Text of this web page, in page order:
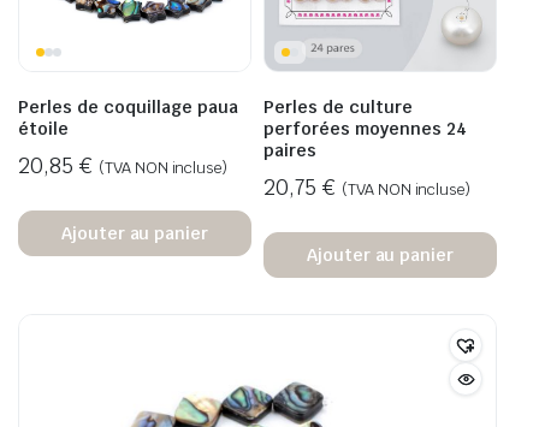
Perles de coquillage paua
étoile
20,85 € (TVA NON incluse)
Ajouter au panier
Perles de culture
perforées moyennes 24
paires
20,75 € (TVA NON incluse)
Ajouter au panier